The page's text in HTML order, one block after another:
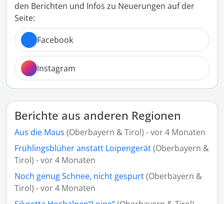
den Berichten und Infos zu Neuerungen auf der
Seite:
Facebook
Instagram
Berichte aus anderen Regionen
Aus die Maus (Oberbayern & Tirol) - vor 4 Monaten
Frühlingsblüher anstatt Loipengerät(Oberbayern &
Tirol) - vor 4 Monaten
Noch genug Schnee, nicht gespurt(Oberbayern &
Tirol) - vor 4 Monaten